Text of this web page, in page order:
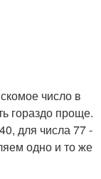
число в
гораздо проще.
для числа 77 -
одно и то же